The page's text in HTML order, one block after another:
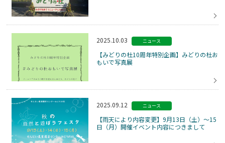
2025.10.03 ニュース
【みどりの杜10周年特別企画】みどりの杜お
もいで写真展
2025.09.12 ニュース
【雨天により内容変更】9月13日（土）～15
日（月）開催イベント内容につきまして